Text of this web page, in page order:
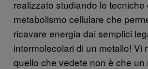
realizzato studiando le tecniche
metabolismo cellulare che
ricavare energia dai semplici
intermolecolari di un metallo! Vi
quello che vedete non è che un